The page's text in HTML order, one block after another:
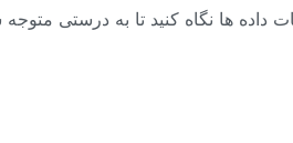
داده ها نگاه کنید تا به درستی